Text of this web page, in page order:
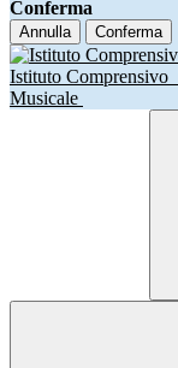
Conferma
Annulla Conferma
Istituto Comprensivo
Musicale